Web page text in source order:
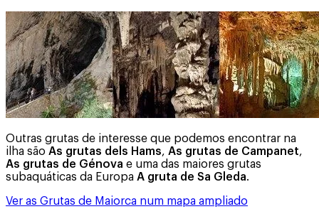
Outras grutas de interesse que podemos encontrar na
ilha são As grutas dels Hams, As grutas de Campanet,
As grutas de Génova e uma das maiores grutas
subaquáticas da Europa A gruta de Sa Gleda.
Ver as Grutas de Maiorca num mapa ampliado